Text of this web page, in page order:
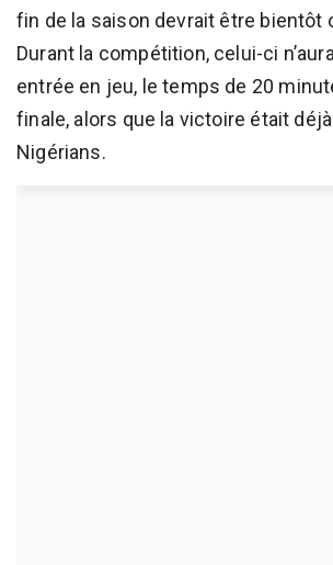
fin de la saison devrait être bientôt
Durant la compétition, celui-ci
entrée en jeu, le temps de 20
finale, alors que la victoire était
Nigérians.